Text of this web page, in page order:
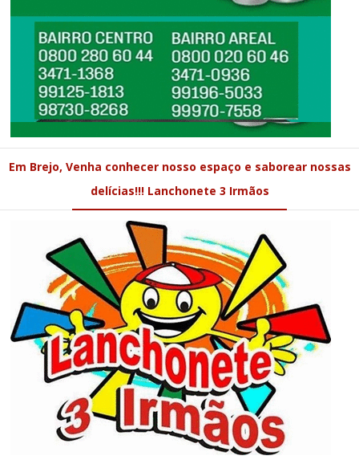
Em Brejo, Venha conhecer nosso espaço e saborear nossas
delícias!!! Lanchonete 3 Irmãos